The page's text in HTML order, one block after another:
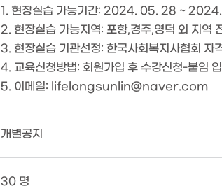
1. 현장실습 가능기간: 2024. 05. 28 ~
2. 현장실습 가능지역: 포항,경주,영덕 외 지역
3. 현장실습 기관선정: 한국사회복지사협회 자
4. 교육신청방법: 회원가입 후 수강신청-붙임
5. 이메일: lifelongsunlin@naver.com
개별공지
30 명